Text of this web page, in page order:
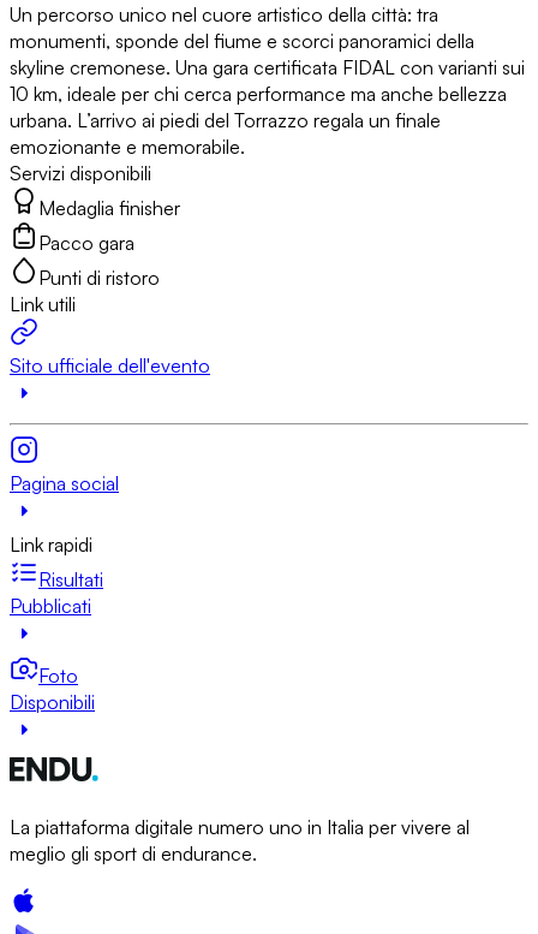
Un percorso unico nel cuore artistico della città: tra
monumenti, sponde del fiume e scorci panoramici della
skyline cremonese. Una gara certificata FIDAL con varianti sui
10 km, ideale per chi cerca performance ma anche bellezza
urbana. L’arrivo ai piedi del Torrazzo regala un finale
emozionante e memorabile.
Servizi disponibili
Medaglia finisher
Pacco gara
Punti di ristoro
Link utili
Sito ufficiale dell'evento
Pagina social
Link rapidi
Risultati
Pubblicati
Foto
Disponibili
La piattaforma digitale numero uno in Italia per vivere al
meglio gli sport di endurance.